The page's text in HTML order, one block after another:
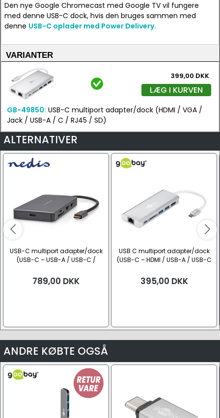
Den nye Google Chromecast med Google TV vil fungere
med denne USB-C dock, hvis den bruges sammen med
denne USB-C oplader med Power Delivery.
VARIANTER
399,00 DKK
LÆG I KURVEN
GB-49850: USB-C multiport adapter/dock (HDMI / VGA /
Jack / USB-A / C / RJ45 / SD)
ALTERNATIVER
USB-C multiport adapter/dock
(USB-C – USB-A / USB-C /
789,00 DKK
USB C multiport adapter/dock
(USB-C – HDMI / USB-A / USB-C
395,00 DKK
ANDRE KØBTE OGSÅ